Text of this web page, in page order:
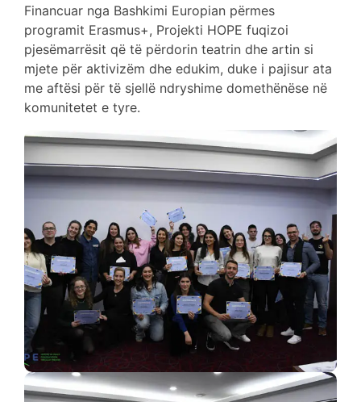
Financuar nga Bashkimi Europian përmes
programit Erasmus+, Projekti HOPE fuqizoi
pjesëmarrësit që të përdorin teatrin dhe artin si
mjete për aktivizëm dhe edukim, duke i pajisur ata
me aftësi për të sjellë ndryshime domethënëse në
komunitetet e tyre.